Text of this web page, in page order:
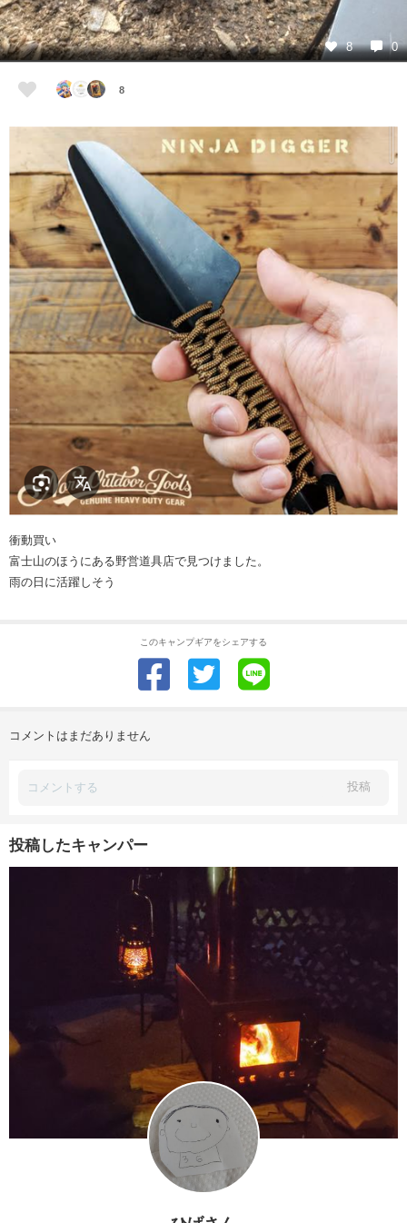
8 0
8
衝動買い
富士山のほうにある野営道具店で見つけました。
雨の日に活躍しそう
このキャンプギアをシェアする
コメントはまだありません
投稿
投稿したキャンパー